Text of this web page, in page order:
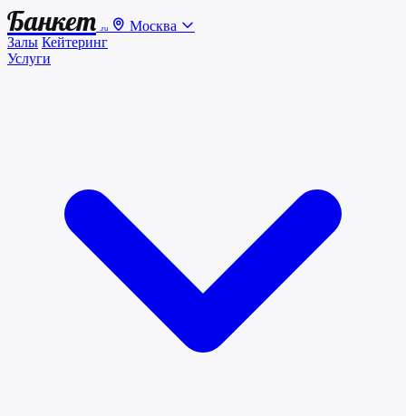
Банкет .ru
Москва
Залы Кейтеринг
Услуги